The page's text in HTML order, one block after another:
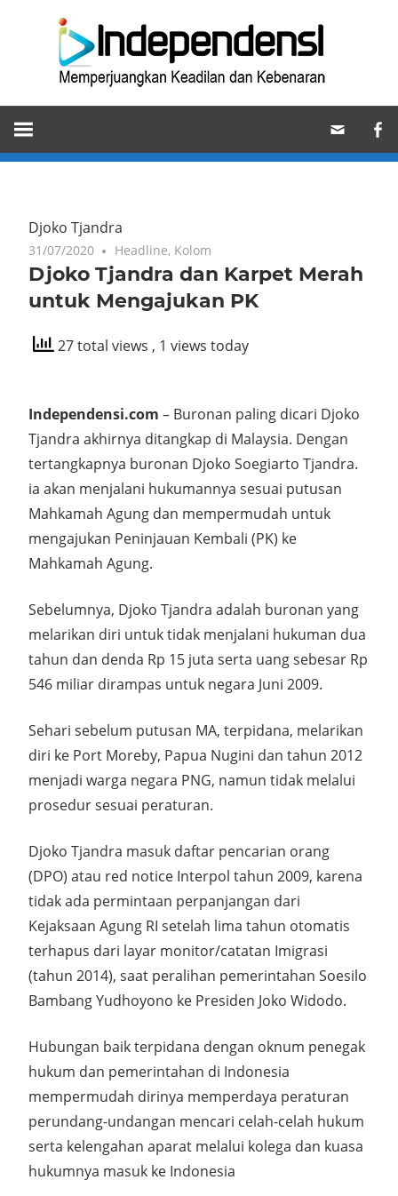
Memperjuangkan
Keadilan
dan
Djoko Tjandra
31/07/2020 Headline, Kolom
Djoko Tjandra dan Karpet Merah
untuk Mengajukan PK
27 total views , 1 views today
Independensi.com – Buronan paling dicari Djoko
Tjandra akhirnya ditangkap di Malaysia. Dengan
tertangkapnya buronan Djoko Soegiarto Tjandra.
ia akan menjalani hukumannya sesuai putusan
Mahkamah Agung dan mempermudah untuk
mengajukan Peninjauan Kembali (PK) ke
Mahkamah Agung.
Sebelumnya, Djoko Tjandra adalah buronan yang
melarikan diri untuk tidak menjalani hukuman dua
tahun dan denda Rp 15 juta serta uang sebesar Rp
546 miliar dirampas untuk negara Juni 2009.
Sehari sebelum putusan MA, terpidana, melarikan
diri ke Port Moreby, Papua Nugini dan tahun 2012
menjadi warga negara PNG, namun tidak melalui
prosedur sesuai peraturan.
Djoko Tjandra masuk daftar pencarian orang
(DPO) atau red notice Interpol tahun 2009, karena
tidak ada permintaan perpanjangan dari
Kejaksaan Agung RI setelah lima tahun otomatis
terhapus dari layar monitor/catatan Imigrasi
(tahun 2014), saat peralihan pemerintahan Soesilo
Bambang Yudhoyono ke Presiden Joko Widodo.
Hubungan baik terpidana dengan oknum penegak
hukum dan pemerintahan di Indonesia
mempermudah dirinya memperdaya peraturan
perundang-undangan mencari celah-celah hukum
serta kelengahan aparat melalui kolega dan kuasa
hukumnya masuk ke Indonesia